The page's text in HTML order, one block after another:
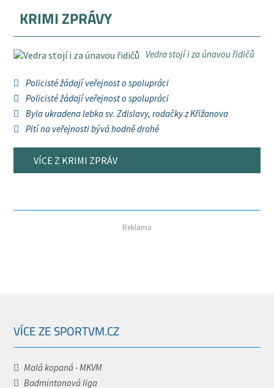
KRIMI ZPRÁVY
Vedra stojí i za únavou řidičů
Policisté žádají veřejnost o spolupráci
Policisté žádají veřejnost o spolupráci
Byla ukradena lebka sv. Zdislavy, rodačky z Křižanova
Pití na veřejnosti bývá hodně drahé
VÍCE Z KRIMI ZPRÁV
Reklama
VÍCE ZE SPORTVM.CZ
Malá kopaná - MKVM
Badmintonová liga